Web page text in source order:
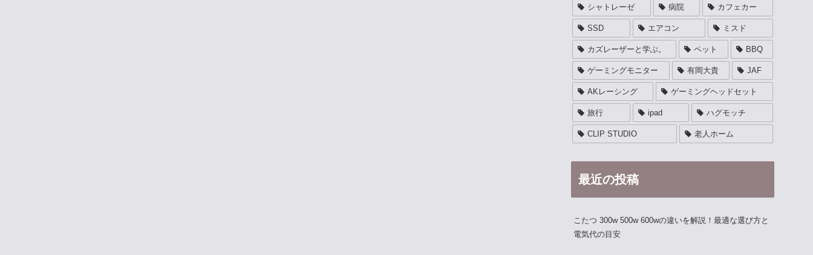
シャトレーゼ 病院 カフェカー
SSD エアコン ミスド
カズレーザーと学ぶ。 ペット BBQ
ゲーミングモニター 有岡大貴 JAF
AKレーシング ゲーミングヘッドセット
旅行 ipad ハグモッチ
CLIP STUDIO 老人ホーム
最近の投稿
こたつ 300w 500w 600wの違いを解説！最適な選び方と
電気代の目安